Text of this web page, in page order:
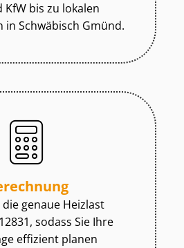
KfW bis zu lokalen
Schwäbisch Gmünd.
genaue Heizlast
sodass Sie Ihre
effizient planen